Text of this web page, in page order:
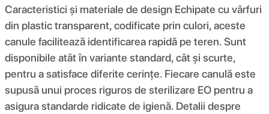
Caracteristici și materiale de design Echipate cu vârfuri
din plastic transparent, codificate prin culori, aceste
canule facilitează identificarea rapidă pe teren. Sunt
disponibile atât în ​​variante standard, cât și scurte,
pentru a satisface diferite cerințe. Fiecare canulă este
supusă unui proces riguros de sterilizare EO pentru a
asigura standarde ridicate de igienă. Detalii despre